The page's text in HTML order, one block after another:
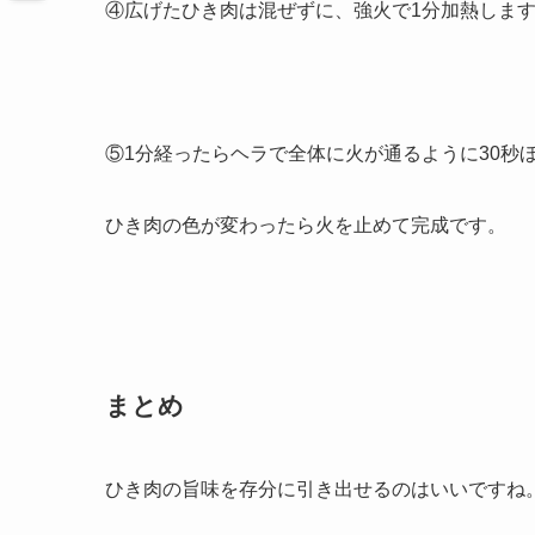
④広げたひき肉は混ぜずに、強火で1分加熱します
⑤1分経ったらヘラで全体に火が通るように30秒ほ
ひき肉の色が変わったら火を止めて完成です。
まとめ
ひき肉の旨味を存分に引き出せるのはいいですね。